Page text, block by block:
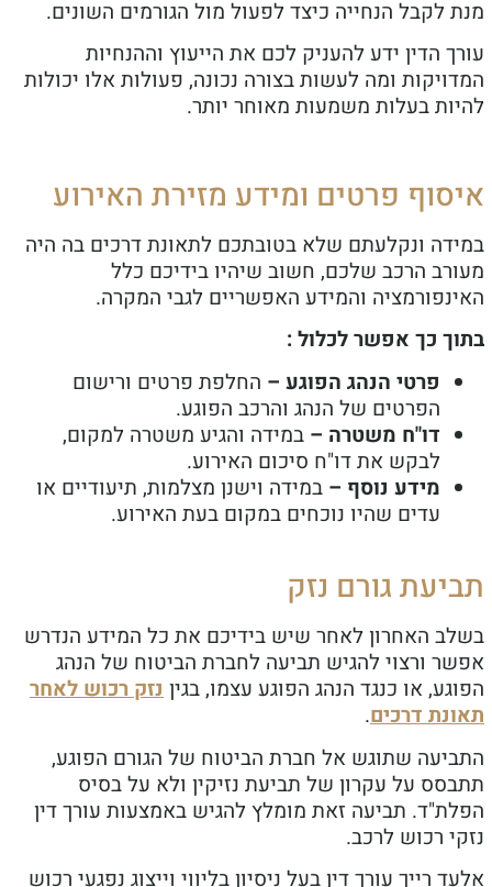
מנת לקבל הנחייה כיצד לפעול מול הגורמים השונים.
עורך הדין ידע להעניק לכם את הייעוץ וההנחיות
המדויקות ומה לעשות בצורה נכונה, פעולות אלו יכולות
להיות בעלות משמעות מאוחר יותר.
איסוף פרטים ומידע מזירת האירוע
במידה ונקלעתם שלא בטובתכם לתאונת דרכים בה היה
מעורב הרכב שלכם, חשוב שיהיו בידיכם כלל
האינפורמציה והמידע האפשריים לגבי המקרה.
בתוך כך אפשר לכלול :
פרטי הנהג הפוגע – החלפת פרטים ורישום
הפרטים של הנהג והרכב הפוגע.
דו"ח משטרה – במידה והגיע משטרה למקום,
לבקש את דו"ח סיכום האירוע.
מידע נוסף – במידה וישנן מצלמות, תיעודיים או
עדים שהיו נוכחים במקום בעת האירוע.
תביעת גורם נזק
בשלב האחרון לאחר שיש בידיכם את כל המידע הנדרש
אפשר ורצוי להגיש תביעה לחברת הביטוח של הנהג
הפוגע, או כנגד הנהג הפוגע עצמו, בגיןנזק רכוש לאחר
תאונת דרכים.
התביעה שתוגש אל חברת הביטוח של הגורם הפוגע,
תתבסס על עקרון של תביעת נזיקין ולא על בסיס
הפלת"ד. תביעה זאת מומלץ להגיש באמצעות עורך דין
נזקי רכוש לרכב.
אלעד רייך עורך דין בעל ניסיון בליווי וייצוג נפגעי רכוש